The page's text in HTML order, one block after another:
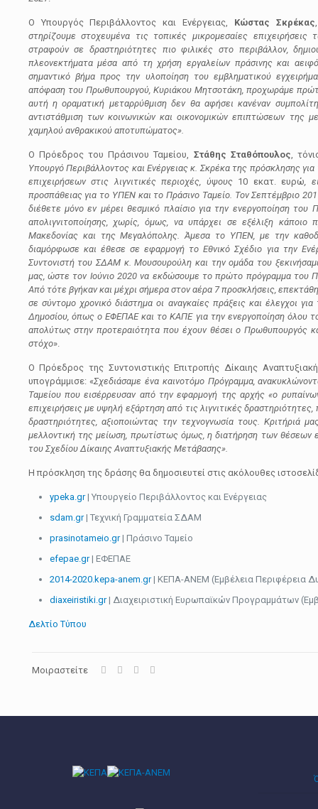
Ο Υπουργός Περιβάλλοντος και Ενέργειας, Κώστας Σκρέκας
στηρίζουμε στοχευμένα τις τοπικές μικρομεσαίες επιχειρήσεις
στραφούν σε δραστηριότητες πιο φιλικές στο περιβάλλον,
πλεονεκτήματα μέσα από τη χρήση εργαλείων πράσινης και
σημαντικό βήμα προς την υλοποίηση του εμβληματικού
απόφαση του Πρωθυπουργού, Κυριάκου Μητσοτάκη, προχωράμε
αυτή η οραματική μεταρρύθμιση δεν θα αφήσει κανέναν
αντιστάθμιση των κοινωνικών και οικονομικών επιπτώσεων της
χαμηλού ανθρακικού αποτυπώματος».
Ο Πρόεδρος του Πράσινου Ταμείου, Στάθης Σταθόπουλος,
Υπουργό Περιβάλλοντος και Ενέργειας κ. Σκρέκα της πρόσκλησης
επιχειρήσεων στις λιγνιτικές περιοχές, ύψους 10 εκατ. ευρώ,
προσπάθειας για το ΥΠΕΝ και το Πράσινο Ταμείο. Τον Σεπτέμβριο
διέθετε μόνο εν μέρει θεσμικό πλαίσιο για την ενεργοποίηση του
απολιγνιτοποίησης, χωρίς, όμως, να υπάρχει σε εξέλιξη κάποιο
Μακεδονίας και της Μεγαλόπολης. Άμεσα το ΥΠΕΝ, με την
διαμόρφωσε και έθεσε σε εφαρμογή το Εθνικό Σχέδιο για την
Συντονιστή του ΣΔΑΜ κ. Μουσουρούλη και την ομάδα του
μας, ώστε τον Ιούνιο 2020 να εκδώσουμε το πρώτο πρόγραμμα του
Από τότε βγήκαν και μέχρι σήμερα στον αέρα 7 προσκλήσεις,
σε σύντομο χρονικό διάστημα οι αναγκαίες πράξεις και έλεγχοι
Δημοσίου, όπως ο ΕΦΕΠΑΕ και το ΚΑΠΕ για την ενεργοποίηση όλου
απολύτως στην προτεραιότητα που έχουν θέσει ο Πρωθυπουργός
στόχο».
Ο Πρόεδρος της Συντονιστικής Επιτροπής Δίκαιης
υπογράμμισε: «Σχεδιάσαμε ένα καινοτόμο Πρόγραμμα,
Ταμείου που εισέρρευσαν από την εφαρμογή της αρχής «ο
επιχειρήσεις με υψηλή εξάρτηση από τις λιγνιτικές
δραστηριότητες, αξιοποιώντας την τεχνογνωσία τους. Κριτήριά
μελλοντική της μείωση, πρωτίστως όμως, η διατήρηση των θέσεων
του Σχεδίου Δίκαιης Αναπτυξιακής Μετάβασης».
Η πρόσκληση της δράσης θα δημοσιευτεί στις ακόλουθες
ypeka.gr| Υπουργείο Περιβάλλοντος και Ενέργειας
sdam.gr| Τεχνική Γραμματεία ΣΔΑΜ
prasinotameio.gr| Πράσινο Ταμείο
efepae.gr| ΕΦΕΠΑΕ
2014-2020.kepa-anem.gr| ΚΕΠΑ-ΑΝΕΜ (Εμβέλεια Περιφέρεια
diaxeiristiki.gr| Διαχειριστική Ευρωπαϊκών Προγραμμάτων
Δελτίο Τύπου
Μοιραστείτε